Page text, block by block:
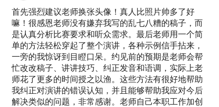
首先强烈建议老师换张头像！真人比照片帅多了好
嘛！很感恩老师没有嫌弃我写的乱七八糟的稿子，而
是认真分析比赛要求和听众需求。最后老师用一个简
单的方法轻松穿起了整个演讲，各种示例信手拈来，
一旁的我惊讶到目瞪口呆。约见前的预期是老师会帮
忙改改稿子、讲讲技巧、纠正发音和语调，实际上老
师花了更多的时间授之以渔。这些方法有很好地帮助
我纠正对演讲的错误认知，并且能够帮助我应对今后
解决类似的问题，非常感谢。老师自己本职工作加创